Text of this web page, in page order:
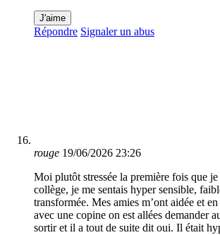
J'aime
Répondre Signaler un abus
rouge 19/06/2026 23:26
Moi plutôt stressée la première fois que je
collège, je me sentais hyper sensible,
transformée. Mes amies m’ont aidée et
avec une copine on est allées demander
sortir et il a tout de suite dit oui. Il était